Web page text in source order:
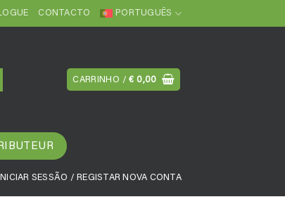
CONTACTO PORTUGUÊS
CARRINHO /€ 0,00
INICIAR SESSÃO / REGISTAR NOVA CONTA